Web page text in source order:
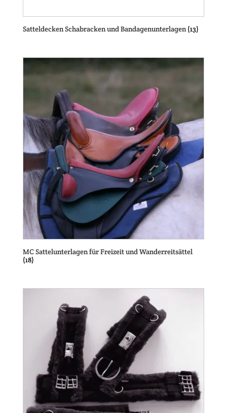
Satteldecken Schabracken und Bandagenunterlagen(13)
MC Sattelunterlagen für Freizeit und Wanderreitsättel
(18)